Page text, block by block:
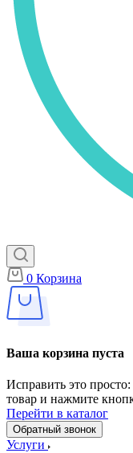
0 Корзина
Ваша корзина пуста
Исправить это
товар и нажмите
Перейти в каталог
Обратный звонок
Услуги